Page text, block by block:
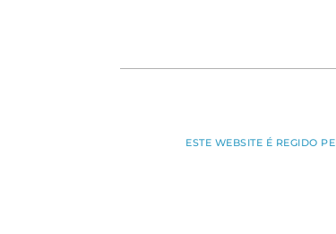
ESTE WEBSITE É REGIDO